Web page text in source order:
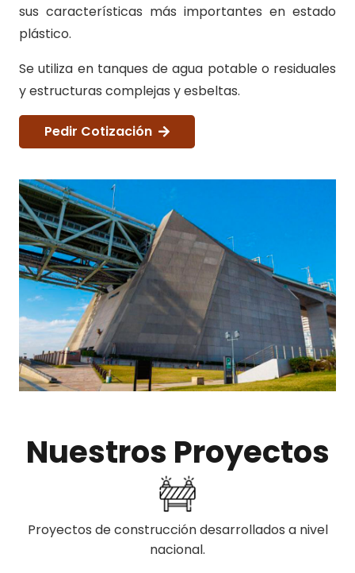
sus características más importantes en estado
plástico.
Se utiliza en tanques de agua potable o residuales
y estructuras complejas y esbeltas.
Pedir Cotización
Nuestros Proyectos
Proyectos de construcción desarrollados a nivel
nacional.